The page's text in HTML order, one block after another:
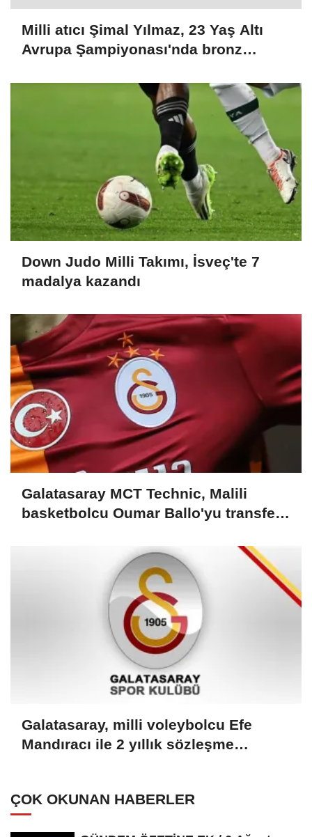
Milli atıcı Şimal Yılmaz, 23 Yaş Altı
Avrupa Şampiyonası'nda bronz
Down Judo Milli Takımı, İsveç'te 7
madalya kazandı
Galatasaray MCT Technic, Malili
basketbolcu Oumar Ballo'yu transfer
Galatasaray, milli voleybolcu Efe
Mandıracı ile 2 yıllık sözleşme
ÇOK OKUNAN HABERLER